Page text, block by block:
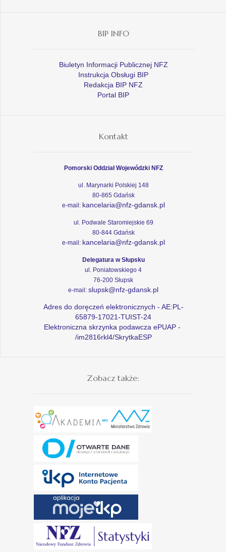
BIP INFO
Biuletyn Informacji Publicznej NFZ
Instrukcja Obsługi BIP
Redakcja BIP NFZ
Portal BIP
Kontakt
Pomorski Oddział Wojewódzki NFZ
ul. Marynarki Polskiej 148
80-865 Gdańsk
e-mail: kancelaria@nfz-gdansk.pl
ul. Podwale Staromiejskie 69
80-844 Gdańsk
e-mail: kancelaria@nfz-gdansk.pl
Delegatura w Słupsku
ul. Poniatowskiego 4
76-200 Słupsk
e-mail: slupsk@nfz-gdansk.pl
Adres do doręczeń elektronicznych - AE:PL-
65879-17021-TUIST-24
Elektroniczna skrzynka podawcza ePUAP -
/im2816rkl4/SkrytkaESP
Zobacz także: